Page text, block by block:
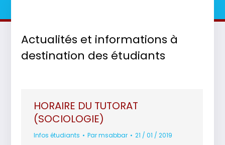
Actualités et informations à
destination des étudiants
HORAIRE DU TUTORAT
(SOCIOLOGIE)
Infos étudiants Parmsabbar 21 / 01 / 2019